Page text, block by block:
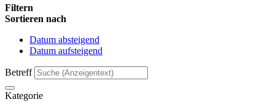
Filtern
Sortieren nach
Datum absteigend
Datum aufsteigend
Betreff
Kategorie